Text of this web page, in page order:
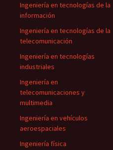
Ingeniería en tecnologías de la
información
Ingeniería en tecnologías de la
telecomunicación
Ingeniería en tecnologías
industriales
Ingeniería en
telecomunicaciones y
multimedia
Ingeniería en vehículos
aeroespaciales
Ingeniería física